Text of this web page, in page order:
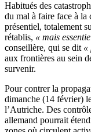
Habitués des
du mal à faire face à la
présentiel, totalement
rétablis, « mais
conseillère, qui se dit «
aux frontières au sein
survenir.
Pour contrer la
dimanche (14 février)
l’Autriche. Des
allemand pourrait